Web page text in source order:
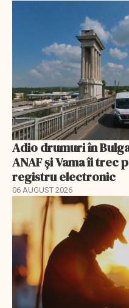
Adio drumuri în
ANAF și Vama îi
registru electronic
06 AUGUST 2026